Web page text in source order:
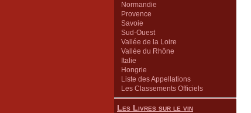
Normandie
Provence
Savoie
Sud-Ouest
Vallée de la Loire
Vallée du Rhône
Italie
Hongrie
Liste des Appellations
Les Classements Officiels
Les Livres sur le vin